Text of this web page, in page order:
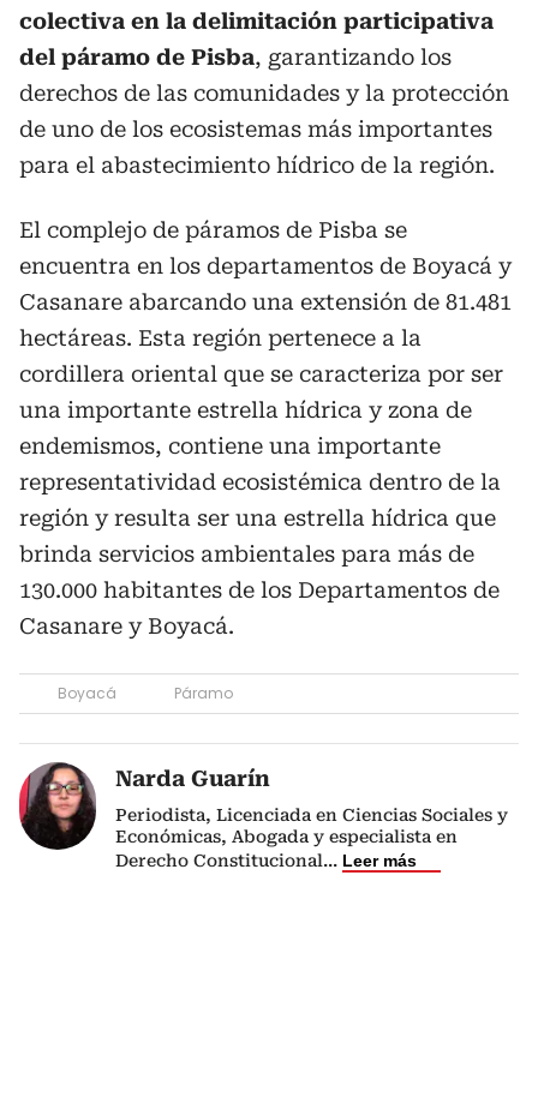
colectiva en la delimitación participativa
del páramo de Pisba, garantizando los
derechos de las comunidades y la protección
de uno de los ecosistemas más importantes
para el abastecimiento hídrico de la región.
El complejo de páramos de Pisba se
encuentra en los departamentos de Boyacá y
Casanare abarcando una extensión de 81.481
hectáreas. Esta región pertenece a la
cordillera oriental que se caracteriza por ser
una importante estrella hídrica y zona de
endemismos, contiene una importante
representatividad ecosistémica dentro de la
región y resulta ser una estrella hídrica que
brinda servicios ambientales para más de
130.000 habitantes de los Departamentos de
Casanare y Boyacá.
Boyacá Páramo
Narda Guarín
Periodista, Licenciada en Ciencias Sociales y
Económicas, Abogada y especialista en
Derecho Constitucional... Leer más